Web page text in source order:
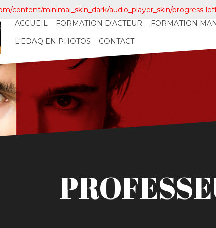
ACCUEIL FORMATION D'ACTEUR FORMATION
L'EDAQ EN PHOTOS
CONTACT
content/minimal_skin_dark/audio_player_skin/progress-